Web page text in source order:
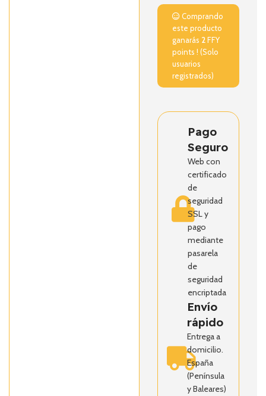
Comprando
este producto
ganarás 2FFY
points ! (Solo
usuarios
registrados)
Pago
Seguro
Web con
certificado
de
seguridad
SSL y
pago
mediante
pasarela
de
seguridad
encriptada
Envío
rápido
Entrega a
domicilio.
España
(Península
y Baleares)